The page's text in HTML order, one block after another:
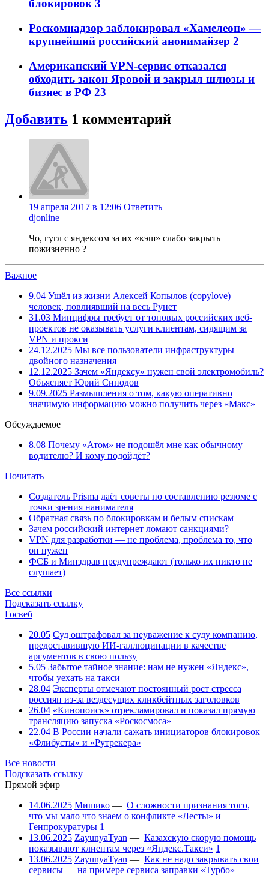
блокировок 3
Роскомнадзор заблокировал «Хамелеон» —
крупнейший российский анонимайзер 2
Американский VPN-сервис отказался
обходить закон Яровой и закрыл шлюзы и
бизнес в РФ 23
Добавить 1 комментарий
19 апреля 2017 в 12:06 Ответить
djonline
Чо, гугл с яндексом за их «кэш» слабо закрыть
пожизненно ?
Важное
9.04 Ушёл из жизни Алексей Копылов (copylove) —
человек, повлиявший на весь Рунет
31.03 Минцифры требует от топовых российских веб-
проектов не оказывать услуги клиентам, сидящим за
VPN и прокси
24.12.2025 Мы все пользователи инфраструктуры
двойного назначения
12.12.2025 Зачем «Яндексу» нужен свой электромобиль?
Объясняет Юрий Синодов
9.09.2025 Размышления о том, какую оперативно
значимую информацию можно получить через «Макс»
Обсуждаемое
8.08 Почему «Атом» не подошёл мне как обычному
водителю? И кому подойдёт?
Почитать
Создатель Prisma даёт советы по составлению резюме с
точки зрения нанимателя
Обратная связь по блокировкам и белым спискам
Зачем российский интернет ломают санкциями?
VPN для разработки — не проблема, проблема то, что
он нужен
ФСБ и Минздрав предупреждают (только их никто не
слушает)
Все ссылки
Подсказать ссылку
Госвеб
20.05 Суд оштрафовал за неуважение к суду компанию,
предоставившую ИИ-галлюцинации в качестве
аргументов в свою пользу
5.05 Забытое тайное знание: нам не нужен «Яндекс»,
чтобы уехать на такси
28.04 Эксперты отмечают постоянный рост стресса
россиян из-за вездесущих кликбейтных заголовков
26.04 «Кинопоиск» отрекламировал и показал прямую
трансляцию запуска «Роскосмоса»
22.04 В России начали сажать инициаторов блокировок
«Флибусты» и «Рутрекера»
Все новости
Подсказать ссылку
Прямой эфир
14.06.2025 Мишико — О сложности признания того,
что мы мало что знаем о конфликте «Лесты» и
Генпрокуратуры 1
13.06.2025 ZayunyaTyan — Казахскую скорую помощь
показывают клиентам через «Яндекс.Такси» 1
13.06.2025 ZayunyaTyan — Как не надо закрывать свои
сервисы — на примере сервиса заправки «Турбо»